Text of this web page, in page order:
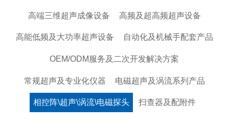
高端三维超声成像设备 高频及超高频超声设备
高能低频及大功率超声设备 自动化及机械手配套产品
OEM/ODM服务及二次开发解决方案
常规超声及专业化仪器 电磁超声及涡流系列产品
相控阵\超声\涡流\电磁探头 扫查器及配附件